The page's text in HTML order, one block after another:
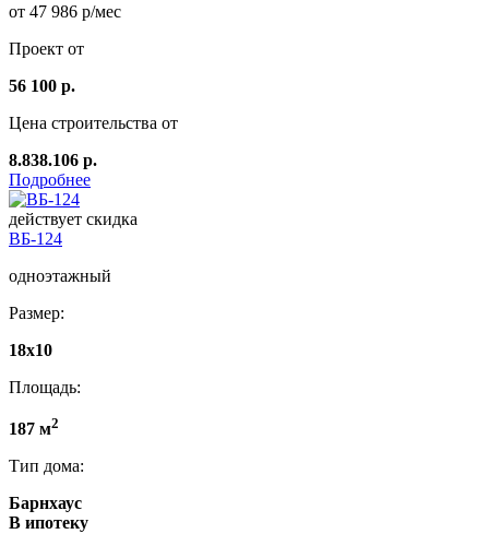
от 47 986 р/мес
Проект от
56 100 р.
Цена строительства от
8.838.106 р.
Подробнее
действует скидка
ВБ-124
одноэтажный
Размер:
18x10
Площадь:
187 м2
Тип дома:
Барнхаус
В ипотеку